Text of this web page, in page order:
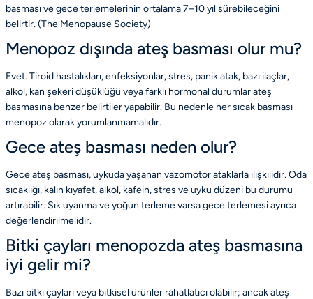
basması ve gece terlemelerinin ortalama 7–10 yıl sürebileceğini
belirtir. (The Menopause Society)
Menopoz dışında ateş basması olur mu?
Evet. Tiroid hastalıkları, enfeksiyonlar, stres, panik atak, bazı ilaçlar,
alkol, kan şekeri düşüklüğü veya farklı hormonal durumlar ateş
basmasına benzer belirtiler yapabilir. Bu nedenle her sıcak basması
menopoz olarak yorumlanmamalıdır.
Gece ateş basması neden olur?
Gece ateş basması, uykuda yaşanan vazomotor ataklarla ilişkilidir. Oda
sıcaklığı, kalın kıyafet, alkol, kafein, stres ve uyku düzeni bu durumu
artırabilir. Sık uyanma ve yoğun terleme varsa gece terlemesi ayrıca
değerlendirilmelidir.
Bitki çayları menopozda ateş basmasına
iyi gelir mi?
Bazı bitki çayları veya bitkisel ürünler rahatlatıcı olabilir; ancak ateş